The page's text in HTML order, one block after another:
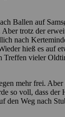
Ballen auf
trotz der
nach
hieß es auf
vieler
mehr frei.
so voll, dass der
den Weg nach